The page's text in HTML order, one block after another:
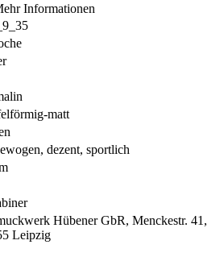
Informationen
matt
dezent, sportlich
Hübener GbR, Menckestr. 41,
Leipzig